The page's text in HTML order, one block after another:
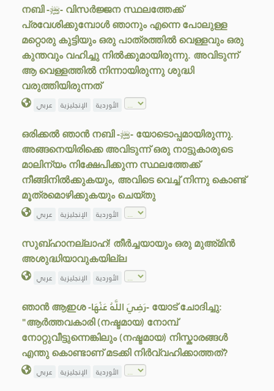
നബി -ﷺ- വിസർജ്ജന സ്ഥലത്തേക്ക്
പ്രവേശിക്കുമ്പോൾ ഞാനും എന്നെ പോലുള്ള
മറ്റൊരു കുട്ടിയും ഒരു പാത്രത്തിൽ വെള്ളവും ഒരു
കുന്തവും വഹിച്ചു നിൽക്കുമായിരുന്നു. അവിടുന്ന്
ആ വെള്ളത്തിൽ നിന്നായിരുന്നു ശുദ്ധി
വരുത്തിയിരുന്നത്
عربي الإنجليزية الأوردية
ഒരിക്കൽ ഞാൻ നബി -ﷺ- യോടൊപ്പമായിരുന്നു.
അങ്ങനെയിരിക്കെ അവിടുന്ന് ഒരു നാട്ടുകാരുടെ
മാലിന്യം നിക്ഷേപിക്കുന്ന സ്ഥലത്തേക്ക്
നീങ്ങിനിൽക്കുകയും, അവിടെ വെച്ച് നിന്നു കൊണ്ട്
മൂത്രമൊഴിക്കുകയും ചെയ്തു
عربي الإنجليزية الأوردية
സുബ്ഹാനല്ലാഹ്! തീർച്ചയായും ഒരു മുഅ്മിൻ
അശുദ്ധിയാവുകയില്ല
عربي الإنجليزية الأوردية
ഞാൻ ആഇശ -رَضِيَ اللَّهُ عَنْهَا- യോട് ചോദിച്ചു:
"ആർത്തവകാരി (നഷ്ടമായ) നോമ്പ്
നോറ്റുവീട്ടുന്നെങ്കിലും (നഷ്ടമായ) നിസ്കാരങ്ങൾ
എന്തു കൊണ്ടാണ് മടക്കി നിർവ്വഹിക്കാത്തത്?
عربي الإنجليزية الأوردية